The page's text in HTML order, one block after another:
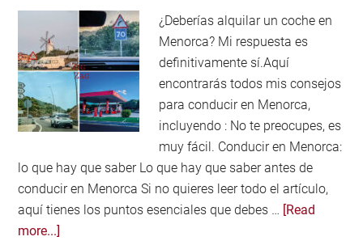
¿Deberías alquilar un coche en
Menorca? Mi respuesta es
definitivamente sí.Aquí
encontrarás todos mis consejos
para conducir en Menorca,
incluyendo : No te preocupes, es
muy fácil. Conducir en Menorca:
lo que hay que saber Lo que hay que saber antes de
conducir en Menorca Si no quieres leer todo el artículo,
aquí tienes los puntos esenciales que debes … [Read
more...]